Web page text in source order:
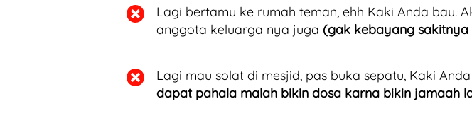
Lagi bertamu ke rumah teman, ehh Kaki Anda bau.
anggota keluarga nya juga (gak kebayang
Lagi mau solat di mesjid, pas buka sepatu, Kaki
dapat pahala malah bikin dosa karna bikin jamaah